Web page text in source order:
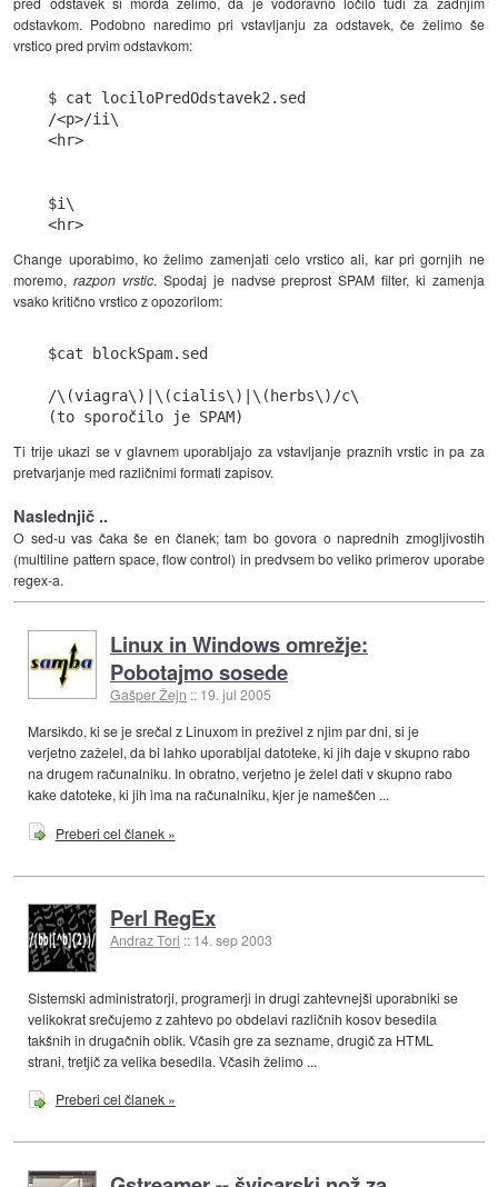
odstavkom. Podobno naredimo pri vstavljanju za odstavek, če želimo še
vrstico pred prvim odstavkom:
$ cat lociloPredOdstavek2.sed
/<p>/ii\
<hr>
$i\
Change uporabimo, ko želimo zamenjati celo vrstico ali, kar pri gornjih ne
moremo,razpon vrstic. Spodaj je nadvse preprost SPAM filter, ki zamenja
vsako kritično vrstico z opozorilom:
$cat blockSpam.sed
/\(viagra\)|\(cialis\)|\(herbs\)/c\
Ti trije ukazi se v glavnem uporabljajo za vstavljanje praznih vrstic in pa za
pretvarjanje med različnimi formati zapisov.
Naslednjič ..
O sed-u vas čaka še en članek; tam bo govora o naprednih zmogljivostih
(multiline pattern space, flow control) in predvsem bo veliko primerov uporabe
regex-a.
Linux in Windows omrežje:
Pobotajmo sosede
Gašper Žejn :: 19. jul 2005
Marsikdo, ki se je srečal z Linuxom in preživel z njim par dni, si je
verjetno zaželel, da bi lahko uporabljal datoteke, ki jih daje v skupno rabo
na drugem računalniku. In obratno, verjetno je želel dati v skupno rabo
kake datoteke, ki jih ima na računalniku, kjer je nameščen ...
Preberi cel članek »
Perl RegEx
Andraz Tori :: 14. sep 2003
Sistemski administratorji, programerji in drugi zahtevnejši uporabniki se
velikokrat srečujemo z zahtevo po obdelavi različnih kosov besedila
takšnih in drugačnih oblik. Včasih gre za sezname, drugič za HTML
strani, tretjič za velika besedila. Včasih želimo ...
Preberi cel članek »